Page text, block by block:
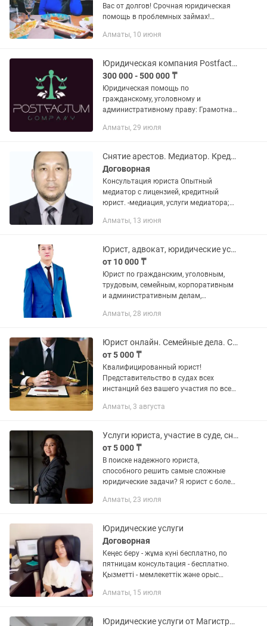
Вас от долгов! Срочная юридическая
помощь в проблемных займах!
арестов, разблокировка счетов,
Алматы, 10 июня
Юридическая компания Postfactum, юристы и медиаторы
300 000 - 500 000 ₸
Юридическая помощь по
гражданскому, уголовному и
административному праву: Грамотная
Расторжение брака Долги Раздел
Защита прав...
Алматы, 29 июля
Снятие арестов. Медиатор. Кредитный юрист. Алименты.Арест шешу. Банкротство
Договорная
Консультация юриста Опытный
медиатор с лицензией, кредитный
юрист. -медиация, услуги медиатора;
график платежей; -примирение сторон
Алматы, 13 июня
Юрист, адвокат, юридические услуги, составление договора, регистрация тоо
от 10 000 ₸
Юрист по гражданским, уголовным,
трудовым, семейным, корпоративным
и административным делам,
только на русском языке) также
защитник...
Алматы, 28 июля
Юрист онлайн. Семейные дела. Снятие с ареста. Взыскание долгов.
от 5 000 ₸
Квалифицированный юрист!
Представительство в судах всех
инстанций без вашего участия по всем
Установление и оспаривание
нажитого...
Алматы, 3 августа
Услуги юриста, участие в суде, снятие ареста, ограничения на выезд
от 5 000 ₸
В поиске надежного юриста,
способного решить самые сложные
юридические задачи? Я юрист с более
юридической сфере, предлагает
Алматы, 23 июля
Юридические услуги
Договорная
Кеңес беру - жұма күні бесплатно, по
пятницам консультация - бесплатно.
Қызметті - мемлекеттік және орыс
услуги на государственном и русском
Алматы, 15 июля
Юридические услуги от Магистра права в Алматы